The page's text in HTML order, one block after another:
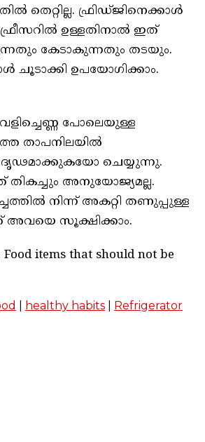
തെറ്റില്ല. ഫ്രിഡ്ജിനെക്കാൾ
ഉള്ളതിനാൽ ഇത്
കേടാകുന്നതും തടയും.
ചൂടാക്കി ഉപയോഗിക്കാം.
പോലെയുള്ള
താപനിലയിൽ
ദൃഢമാക്കുകയോ ചെയ്യുന്നു.
തികച്ചും അനുയോജ്യമല്ല.
നിന്ന് അകറ്റി തണുപ്പുള്ള
സൂക്ഷിക്കാം.
items that should not be
healthy habits Refrigerator